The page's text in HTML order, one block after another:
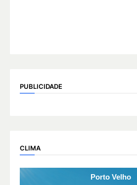
PUBLICIDADE
CLIMA
Porto Velho